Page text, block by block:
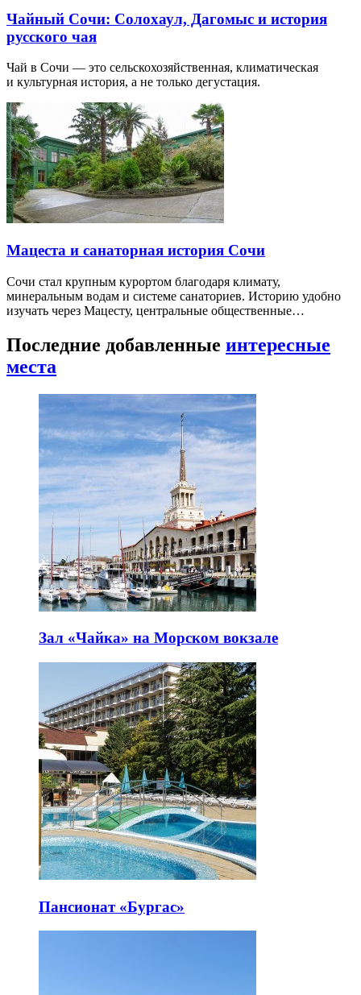
Чайный Сочи: Солохаул, Дагомыс и история
русского чая
Чай в Сочи — это сельскохозяйственная, климатическая
и культурная история, а не только дегустация.
Мацеста и санаторная история Сочи
Сочи стал крупным курортом благодаря климату,
минеральным водам и системе санаториев. Историю удобно
изучать через Мацесту, центральные общественные…
Последние добавленные интересные
места
Зал «Чайка» на Морском вокзале
Пансионат «Бургас»